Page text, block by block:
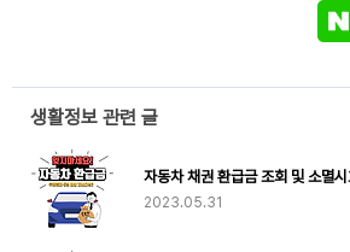
생활정보 관련 글
자동차 채권 환급금 조회 및 소멸시
2023.05.31